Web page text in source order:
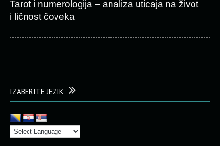
Tarot i numerologija – analiza uticaja na život
i ličnost čoveka
IZABERITE JEZIK